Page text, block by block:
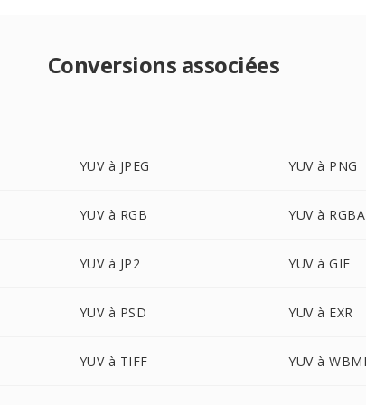
Conversions associées
YUV à JPEG YUV à PNG
YUV à RGB YUV à RGBA
YUV à JP2 YUV à GIF
YUV à PSD YUV à EXR
YUV à TIFF YUV à